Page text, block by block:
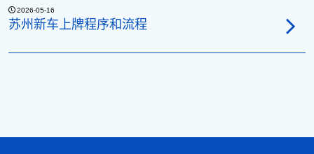
2026-05-16
苏州新车上牌程序和流程